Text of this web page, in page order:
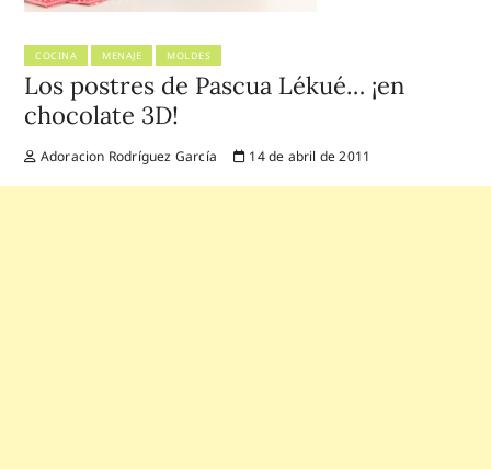
COCINA MENAJE MOLDES
Los postres de Pascua Lékué… ¡en
chocolate 3D!
Adoracion Rodríguez García 14 de abril de 2011